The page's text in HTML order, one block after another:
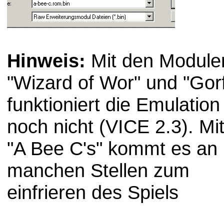
Hinweis: Mit den
"Wizard of Wor" und
funktioniert die Emulation
noch nicht (VICE 2.3). Mit
"A Bee C's" kommt es an
manchen Stellen zum
einfrieren des Spiels